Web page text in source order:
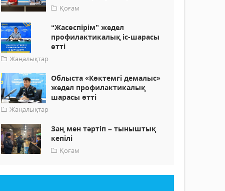
Қоғам
“Жасөспірім” жедел
профилактикалық іс-шарасы
өтті
Жаңалықтар
Облыста «Көктемгі демалыс»
жедел профилактикалық
шарасы өтті
Жаңалықтар
Заң мен тәртіп – тыныштық
кепілі
Қоғам